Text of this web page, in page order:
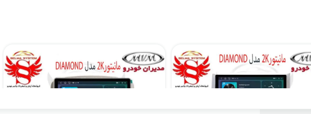
مانیتور اندروید ام وی ام 315 قدیم MVM OLD برند دیاموند 4 به 64 مدل سیمکارتخور سایز 10.36 اینچ
۴۵,۹۰۰,۰۰۰ تومان
مانیتور اندروید ام وی ام 315 جدید MVM برند دیاموند 4 به 64 مدل سیمکارتخور سایز 10.36 اینچ
۴۵,۹۰۰,۰۰۰ تومان